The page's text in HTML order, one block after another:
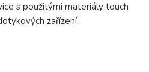
s použitými materiály touch
zařízení.